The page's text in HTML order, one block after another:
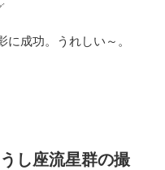
成功。うれしい～。
し座流星群の撮